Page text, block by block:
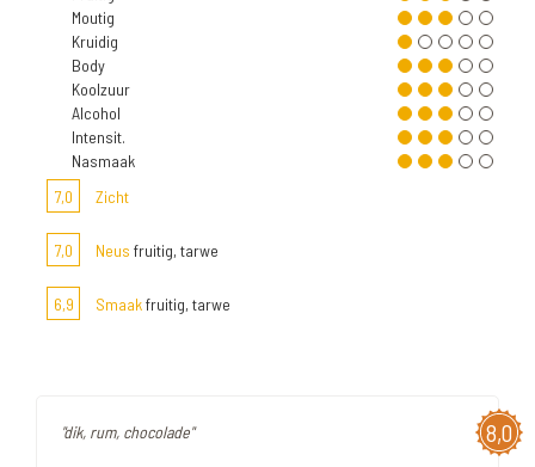
Moutig
Kruidig
Body
Koolzuur
Alcohol
Intensit.
Nasmaak
7,0
Zicht
7,0 Neus fruitig, tarwe
6,9 Smaakfruitig, tarwe
8,0
"dik, rum, chocolade"